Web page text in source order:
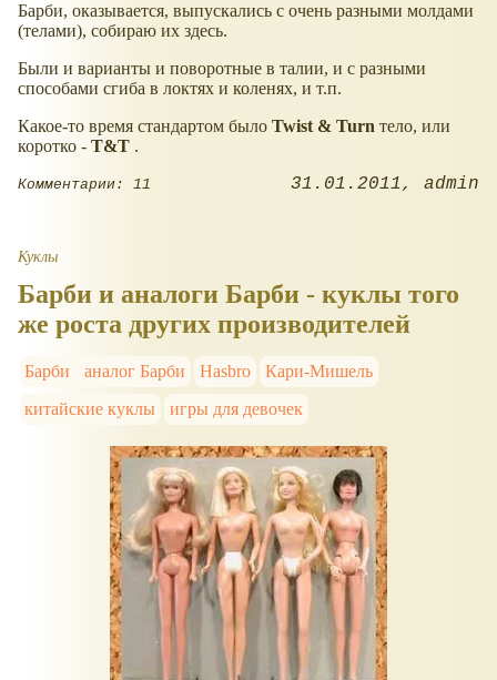
Барби, оказывается, выпускались с очень разными молдами
(телами), собираю их здесь.
Были и варианты и поворотные в талии, и с разными
способами сгиба в локтях и коленях, и т.п.
Какое-то время стандартом было Twist & Turn тело, или
коротко - T&T .
Комментарии: 11 31.01.2011 admin
Куклы
Барби и аналоги Барби - куклы того
же роста других производителей
Барби аналог Барби Hasbro
Кари-Мишель
китайские куклы
игры для девочек